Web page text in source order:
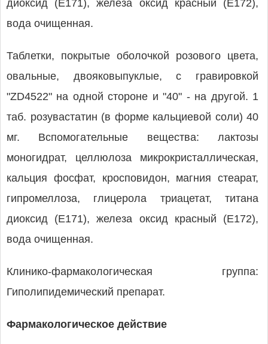
диоксид (Е171), железа оксид красный (Е172),
вода очищенная.
Таблетки, покрытые оболочкой розового цвета,
овальные, двояковыпуклые, с гравировкой
"ZD4522" на одной стороне и "40" - на другой. 1
таб. розувастатин (в форме кальциевой соли) 40
мг. Вспомогательные вещества: лактозы
моногидрат, целлюлоза микрокристаллическая,
кальция фосфат, кросповидон, магния стеарат,
гипромеллоза, глицерола триацетат, титана
диоксид (Е171), железа оксид красный (Е172),
вода очищенная.
Клинико-фармакологическая группа:
Гиполипидемический препарат.
Фармакологическое действие